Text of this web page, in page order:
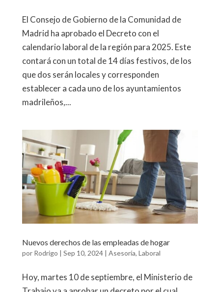
El Consejo de Gobierno de la Comunidad de
Madrid ha aprobado el Decreto con el
calendario laboral de la región para 2025. Este
contará con un total de 14 días festivos, de los
que dos serán locales y corresponden
establecer a cada uno de los ayuntamientos
madrileños,...
Nuevos derechos de las empleadas de hogar
por Rodrigo | Sep 10, 2024| Asesoría, Laboral
Hoy, martes 10 de septiembre, el Ministerio de